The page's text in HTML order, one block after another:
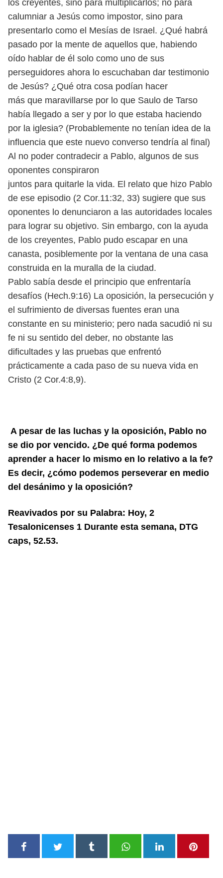
los creyentes, sino para multiplicarlos; no para
calumniar a Jesús como impostor, sino para
presentarlo como el Mesías de Israel. ¿Qué habrá
pasado por la mente de aquellos que, habiendo
oído hablar de él solo como uno de sus
perseguidores ahora lo escuchaban dar testimonio
de Jesús? ¿Qué otra cosa podían hacer
más que maravillarse por lo que Saulo de Tarso
había llegado a ser y por lo que estaba haciendo
por la iglesia? (Probablemente no tenían idea de la
influencia que este nuevo converso tendría al final)
Al no poder contradecir a Pablo, algunos de sus
oponentes conspiraron
juntos para quitarle la vida. El relato que hizo Pablo
de ese episodio (2 Cor.11:32, 33) sugiere que sus
oponentes lo denunciaron a las autoridades locales
para lograr su objetivo. Sin embargo, con la ayuda
de los creyentes, Pablo pudo escapar en una
canasta, posiblemente por la ventana de una casa
construida en la muralla de la ciudad.
Pablo sabía desde el principio que enfrentaría
desafíos (Hech.9:16) La oposición, la persecución y
el sufrimiento de diversas fuentes eran una
constante en su ministerio; pero nada sacudió ni su
fe ni su sentido del deber, no obstante las
dificultades y las pruebas que enfrentó
prácticamente a cada paso de su nueva vida en
Cristo (2 Cor.4:8,9).
A pesar de las luchas y la oposición, Pablo no
se dio por vencido. ¿De qué forma podemos
aprender a hacer lo mismo en lo relativo a la fe?
Es decir, ¿cómo podemos perseverar en medio
del desánimo y la oposición?
Reavivados por su Palabra: Hoy, 2
Tesalonicenses 1 Durante esta semana, DTG
caps, 52.53.